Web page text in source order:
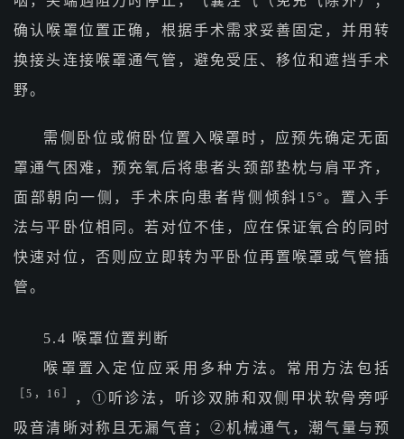
确认喉罩位置正确，根据手术需求妥善固定，并用转
换接头连接喉罩通气管，避免受压、移位和遮挡手术
野。
需侧卧位或俯卧位置入喉罩时，应预先确定无面
罩通气困难，预充氧后将患者头颈部垫枕与肩平齐，
面部朝向一侧，手术床向患者背侧倾斜15°。置入手
法与平卧位相同。若对位不佳，应在保证氧合的同时
快速对位，否则应立即转为平卧位再置喉罩或气管插
管。
5.4 喉罩位置判断
喉罩置入定位应采用多种方法。常用方法包括
［5，16］
，①听诊法，听诊双肺和双侧甲状软骨旁呼
吸音清晰对称且无漏气音；②机械通气，潮气量与预